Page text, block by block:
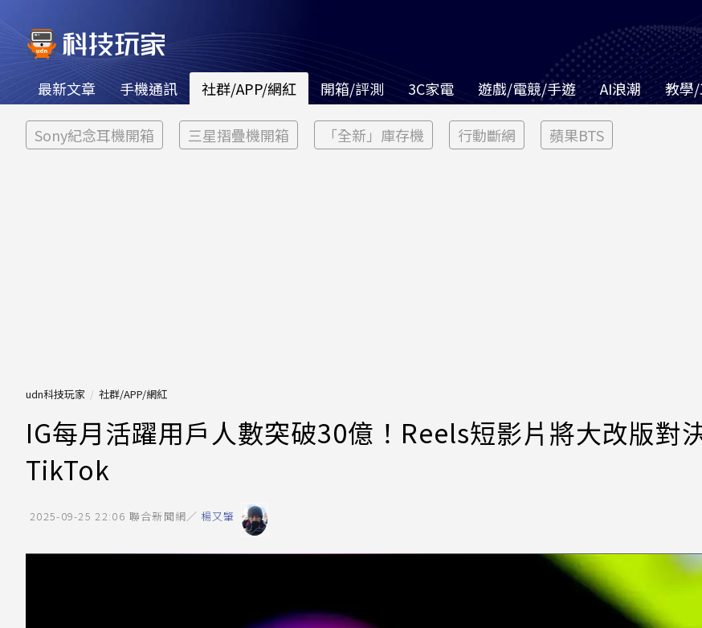
最新文章 手機通訊 社群/APP/網紅 開箱/評測 3C家電 遊戲/電競/手遊 AI浪潮 教學
Sony紀念耳機開箱 三星摺疊機開箱 「全新」庫存機 行動斷網 蘋果BTS
udn科技玩家 社群/APP/網紅
IG每月活躍用戶人數突破30億！Reels短影片將大改版對
TikTok
2025-09-25 22:06 聯合新聞網／ 楊又肇